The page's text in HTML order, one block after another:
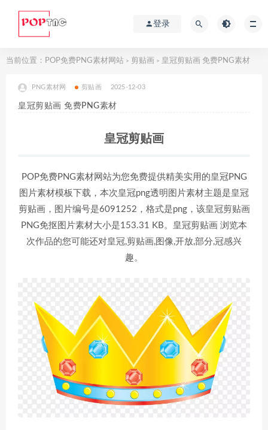
登录
当前位置： POP免费PNG素材网站 > 剪贴画 > 皇冠剪贴画 免费PNG素材
PNG素材网 剪贴画 2025-12-03
皇冠剪贴画 免费PNG素材
皇冠剪贴画
POP免费PNG素材网站为您免费提供精美实用的皇冠PNG
图片素材模板下载，本次皇冠png透明图片素材主题是皇冠
剪贴画，图片编号是6091252，格式是png，该皇冠剪贴画
PNG免抠图片素材大小是153.31 KB。皇冠剪贴画 浏览本
次作品的您可能还对皇冠,剪贴画,图像,开放,部分,冠感兴
趣。